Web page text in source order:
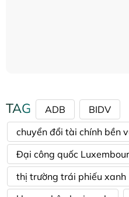
TAG ADB
BIDV
chuyển đổi tài chính bền
Đại công quốc
thị trường trái phiếu xanh